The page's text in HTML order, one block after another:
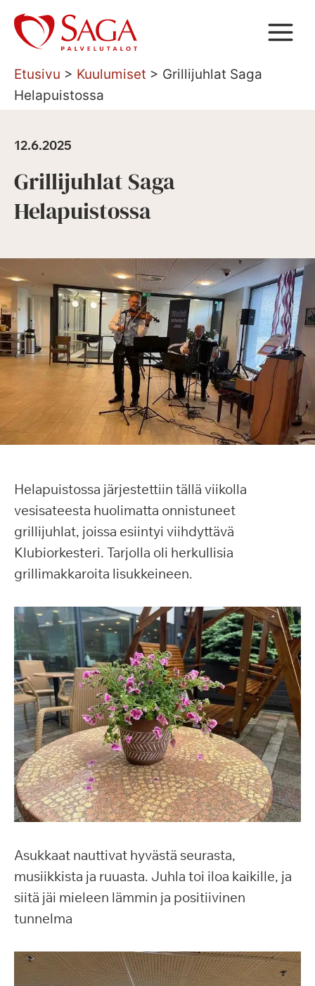
Siirry
sisältöön
Etusivu > Kuulumiset > Grillijuhlat Saga
Helapuistossa
12.6.2025
Grillijuhlat Saga
Helapuistossa
Helapuistossa järjestettiin tällä viikolla
vesisateesta huolimatta onnistuneet
grillijuhlat, joissa esiintyi viihdyttävä
Klubiorkesteri. Tarjolla oli herkullisia
grillimakkaroita lisukkeineen.
Asukkaat nauttivat hyvästä seurasta,
musiikkista ja ruuasta. Juhla toi iloa kaikille, ja
siitä jäi mieleen lämmin ja positiivinen
tunnelma